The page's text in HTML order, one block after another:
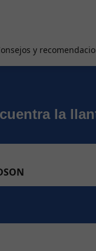
y
la